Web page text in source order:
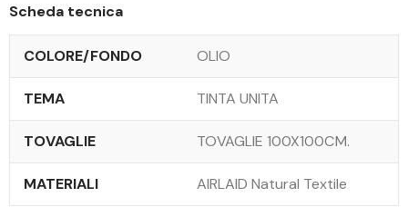
Scheda tecnica
COLORE/FONDO OLIO
TEMA TINTA UNITA
TOVAGLIE TOVAGLIE 100X100CM.
MATERIALI AIRLAID Natural Textile